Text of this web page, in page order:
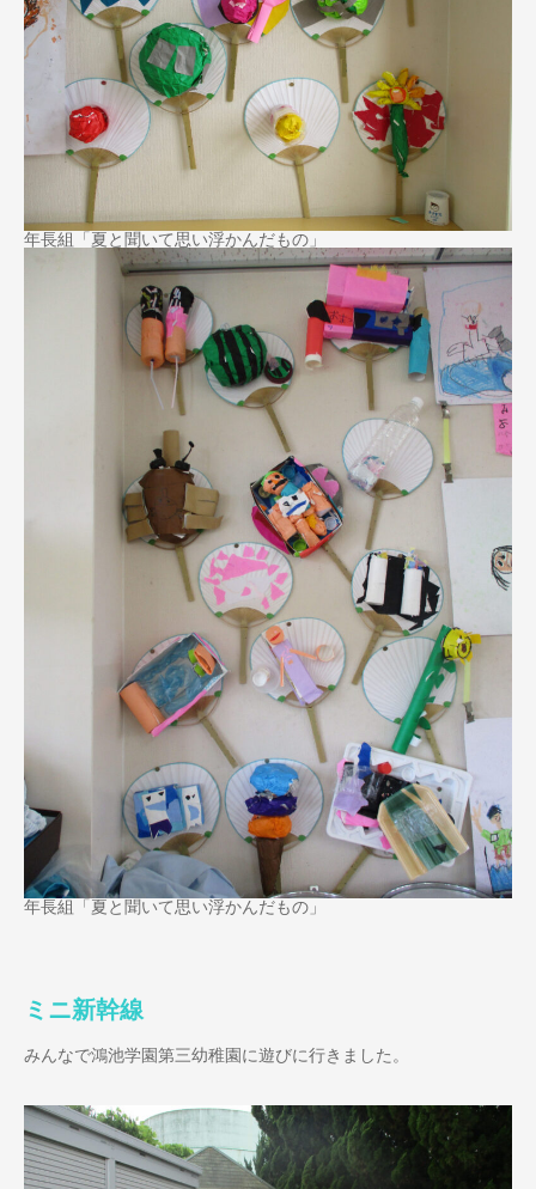
年長組「夏と聞いて思い浮かんだもの」
年長組「夏と聞いて思い浮かんだもの」
ミニ新幹線
みんなで鴻池学園第三幼稚園に遊びに行きました。